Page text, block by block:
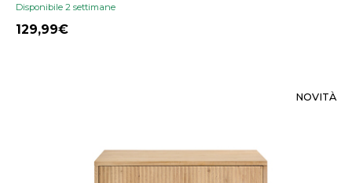
Disponibile 2 settimane
129,99
NOVITÀ